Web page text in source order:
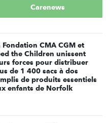
Carenews
Fondation CMA CGM et
the Children unissent
forces pour distribuer
de 1 400 sacs à dos
de produits essentiels
enfants de Norfolk